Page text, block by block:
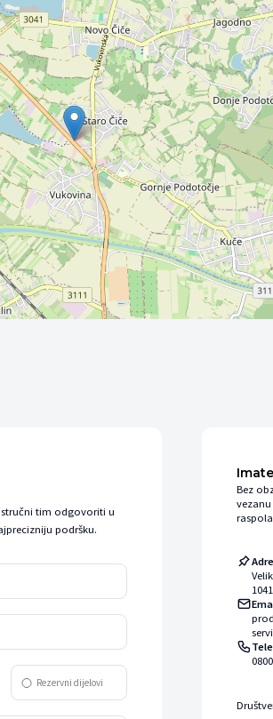
tim odgovoriti u
podršku.
Rezervni dijelovi
Bez